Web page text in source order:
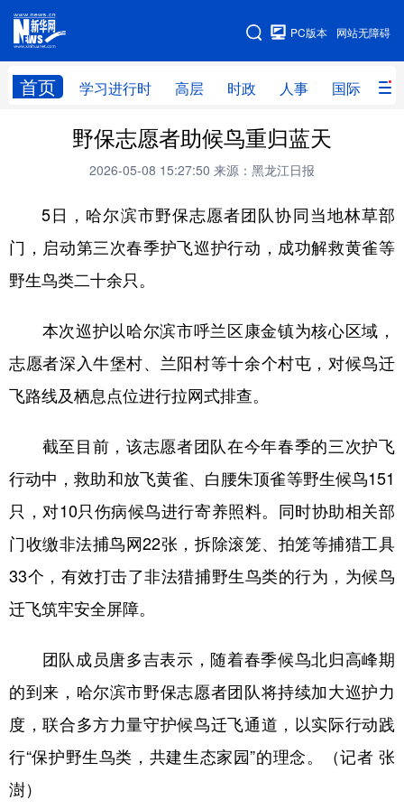
网站无障碍
PC版本
首页 学习进行时 高层 时政 人事 国际 财
网站地图
学习进行时 高层 时政
财经 网评
台湾 思客智库 全球连线 教育
科技 科普 体育 文化
健康 军事
图片 中央文件 金融 汽车
食品 人居 信息化 乡村振兴
溯源中国 城市 旅游
会展 彩票 娱乐 时尚
悦读 公益 书画 一带一路
亚太网 上市公司 投教基地
地方频道
辽宁 吉林 上海 江苏
浙江 安徽 福建 江西
山东 河南 湖北 湖南
野保志愿者助候鸟重归蓝天
2026-05-08 15:27:50 来源：黑龙江日报
5日，哈尔滨市野保志愿者团队协同当地林草部
门，启动第三次春季护飞巡护行动，成功解救黄雀等
野生鸟类二十余只。
本次巡护以哈尔滨市呼兰区康金镇为核心区域，
志愿者深入牛堡村、兰阳村等十余个村屯，对候鸟迁
飞路线及栖息点位进行拉网式排查。
截至目前，该志愿者团队在今年春季的三次护飞
行动中，救助和放飞黄雀、白腰朱顶雀等野生候鸟151
只，对10只伤病候鸟进行寄养照料。同时协助相关部
门收缴非法捕鸟网22张，拆除滚笼、拍笼等捕猎工具
33个，有效打击了非法猎捕野生鸟类的行为，为候鸟
迁飞筑牢安全屏障。
团队成员唐多吉表示，随着春季候鸟北归高峰期
的到来，哈尔滨市野保志愿者团队将持续加大巡护力
度，联合多方力量守护候鸟迁飞通道，以实际行动践
行“保护野生鸟类，共建生态家园”的理念。（记者 张
澍）